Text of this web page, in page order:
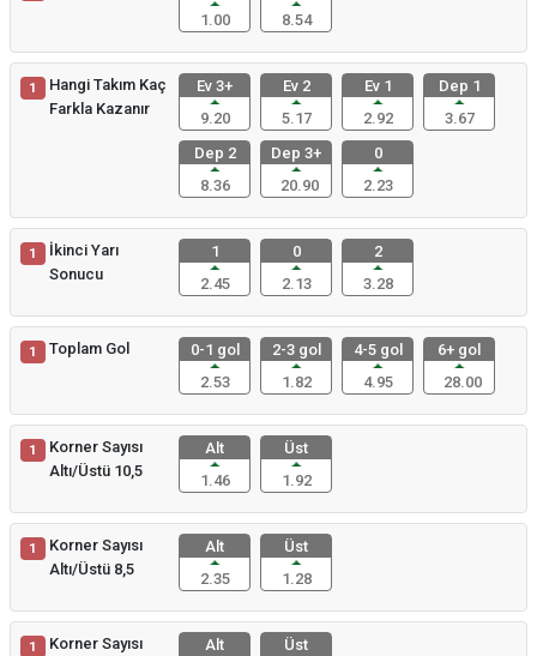
1.00
8.54
1
Hangi Takım Kaç
Farkla Kazanır
Ev 3+
9.20
Ev 2
5.17
Ev 1
2.92
Dep 1
3.67
Dep 2
8.36
Dep 3+
20.90
0
2.23
1
İkinci Yarı
Sonucu
1
2.45
0
2.13
2
3.28
1 Toplam Gol
0-1 gol
2.53
2-3 gol
1.82
4-5 gol
4.95
6+ gol
28.00
1
Korner Sayısı
Altı/Üstü 10,5
Alt
1.46
Üst
1.92
1
Korner Sayısı
Altı/Üstü 8,5
Alt
2.35
Üst
1.28
1
Korner Sayısı
Alt
Üst